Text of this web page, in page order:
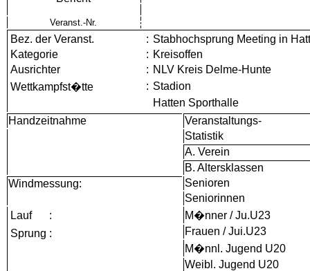
Veranst.-Nr.
Bez. der Veranst. : Stabhochsprung Meeting in
Kategorie
: Kreisoffen
Ausrichter
: NLV Kreis Delme-Hunte
Wettkampfst�tte
: Stadion
Hatten Sporthalle
Handzeitnahme
Veranstaltungs-
Statistik
A. Verein
B. Altersklassen
Windmessung:
Senioren
Seniorinnen
Lauf
:
Sprung :
M�nner / Ju.U23
Frauen / Jui.U23
M�nnl. Jugend U20
Weibl. Jugend U20